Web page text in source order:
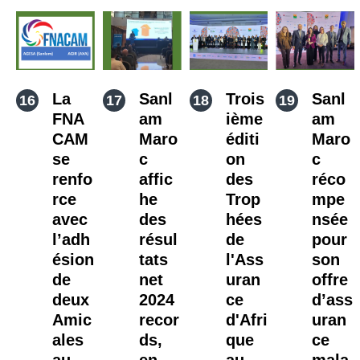
La
FNA
CAM
se
renfo
rce
avec
l’adh
ésion
de
deux
Amic
ales
Sanl
am
Maro
c
affic
he
des
résul
tats
net
2024
recor
ds,
Trois
ième
éditi
on
des
Trop
hées
de
l'Ass
uran
ce
d'Afri
que
Sanl
am
Maro
c
réco
mpe
nsée
pour
son
offre
d’ass
uran
ce